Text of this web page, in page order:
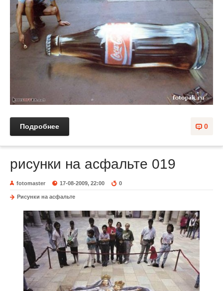
0
Подробнее
рисунки на асфальте 019
fotomaster 17-08-2009, 22:00 0
Рисунки на асфальте